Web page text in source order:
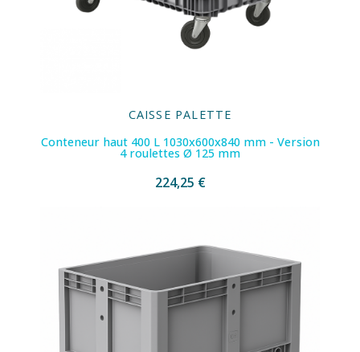
CAISSE PALETTE
Conteneur haut 400 L 1030x600x840 mm - Version
4 roulettes Ø 125 mm
224,25 €